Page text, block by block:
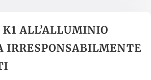
ALL’ALLUMINIO
IRRESPONSABILMENTE